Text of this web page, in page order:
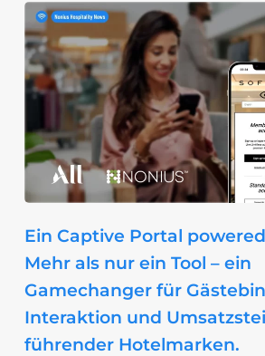
Ein Captive Portal
Mehr als nur ein Tool – ein
Gamechanger für
Interaktion und
führender Hotelmarken.